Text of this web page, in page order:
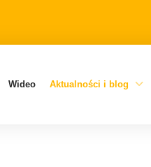
Wideo Aktualności i blog